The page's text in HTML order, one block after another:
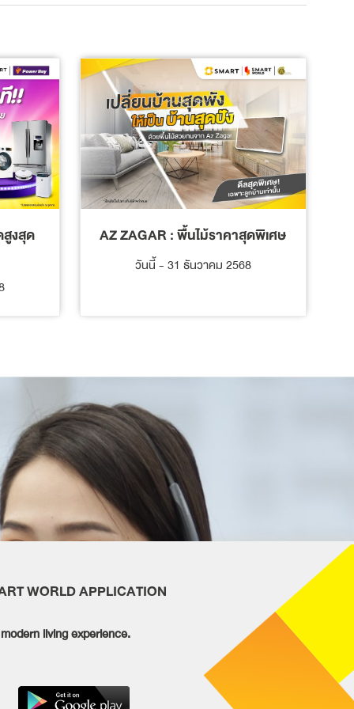
สูงสุด
AZ ZAGAR : พื้นไม้ราคาสุดพิเศษ
วันนี้ - 31 ธันวาคม 2568
WORLD APPLICATION
living experience.